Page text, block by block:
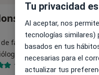
Peinado Cano
familia, Médico general,
Ver más
123 opiniones
Tu privacidad
Al aceptar, nos
tecnologías
basados en tus
necesarias para el
actualizar tus